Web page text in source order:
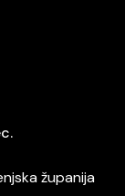
županija